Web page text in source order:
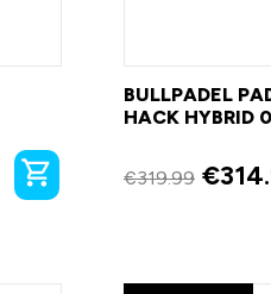
BULLPADEL
HACK HYBRID
€319.99 €